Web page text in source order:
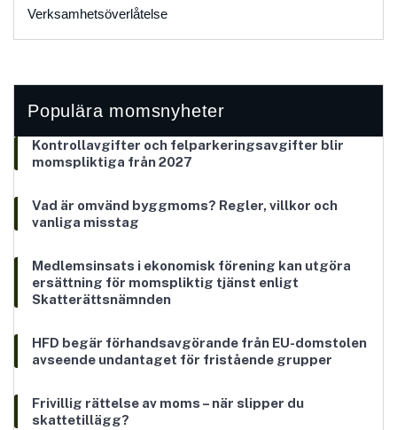
Verksamhetsöverlåtelse
Populära momsnyheter
Kontrollavgifter och felparkeringsavgifter blir
momspliktiga från 2027
Vad är omvänd byggmoms? Regler, villkor och
vanliga misstag
Medlemsinsats i ekonomisk förening kan utgöra
ersättning för momspliktig tjänst enligt
Skatterättsnämnden
HFD begär förhandsavgörande från EU-domstolen
avseende undantaget för fristående grupper
Frivillig rättelse av moms – när slipper du
skattetillägg?